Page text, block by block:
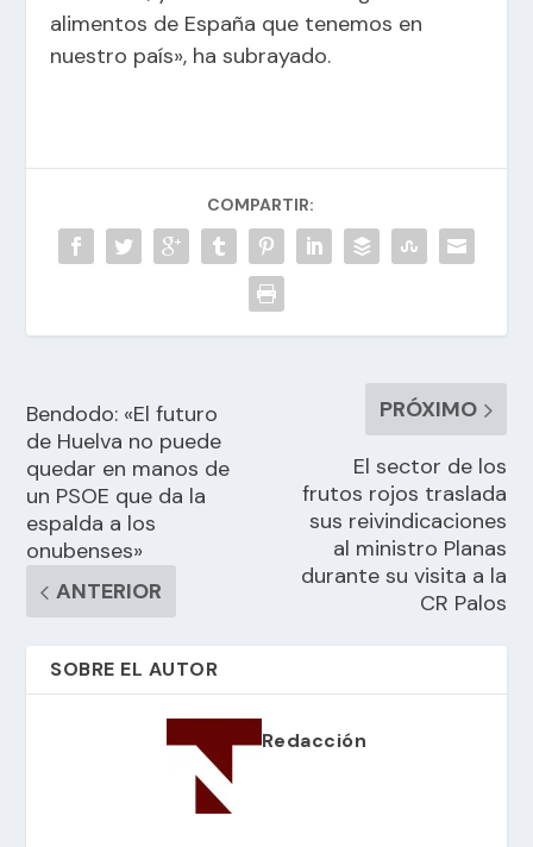
alimentos de España que tenemos en
nuestro país», ha subrayado.
COMPARTIR:
Bendodo: «El futuro
de Huelva no puede
quedar en manos de
un PSOE que da la
espalda a los
onubenses»
ANTERIOR
PRÓXIMO
El sector de los
frutos rojos traslada
sus reivindicaciones
al ministro Planas
durante su visita a la
CR Palos
SOBRE EL AUTOR
Redacción